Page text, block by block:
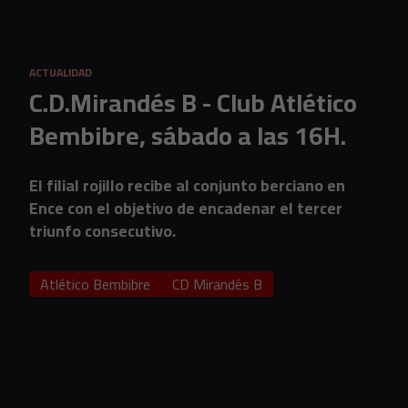
ACTUALIDAD
C.D.Mirandés B - Club Atlético
Bembibre, sábado a las 16H.
El filial rojillo recibe al conjunto berciano en
Ence con el objetivo de encadenar el tercer
triunfo consecutivo.
Atlético Bembibre CD Mirandés B